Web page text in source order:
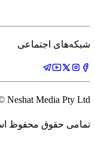
شبکه‌های اجتماعی
Neshat Media Pty Ltd
تمامی حقوق محفوظ